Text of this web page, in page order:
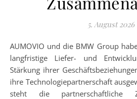
5. August 2026
AUMOVIO und die BMW Group haben eine weitreichende,
langfristige Liefer- und
Stärkung ihrer
ihre Technologiepartnerschaft
steht die partnerschaftliche